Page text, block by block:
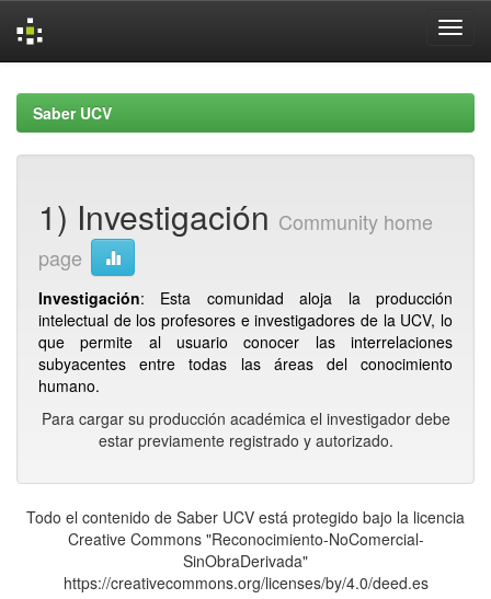
navigationSaber UCV
1) Investigación Community home
page
Investigación: Esta comunidad aloja la producción
intelectual de los profesores e investigadores de la UCV, lo
que permite al usuario conocer las interrelaciones
subyacentes entre todas las áreas del conocimiento
humano.
Para cargar su producción académica el investigador debe
estar previamente registrado y autorizado.
Todo el contenido de Saber UCV está protegido bajo la licencia
Creative Commons "Reconocimiento-NoComercial-
SinObraDerivada"
https://creativecommons.org/licenses/by/4.0/deed.es